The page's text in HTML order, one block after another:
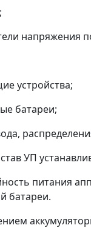
напряжения
устройства;
батареи;
УП
питания
батареи.